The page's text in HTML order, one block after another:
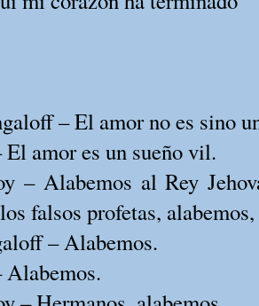
– El amor no es sino
El amor es un sueño vil.
– Alabemos al Rey
falsos profetas,
– Alabemos.
Alabemos.